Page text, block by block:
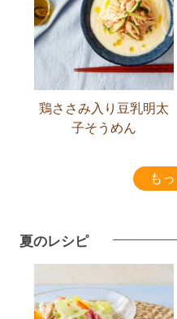
鶏ささみ入り豆乳明太
子そうめん
も
夏のレシピ